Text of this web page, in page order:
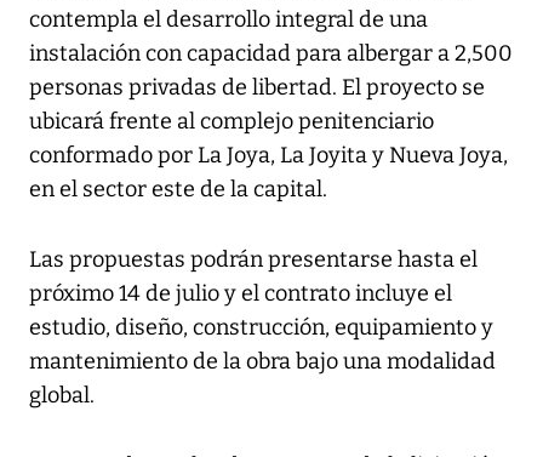
contempla el desarrollo integral de una
instalación con capacidad para albergar a 2,500
personas privadas de libertad. El proyecto se
ubicará frente al complejo penitenciario
conformado por La Joya, La Joyita y Nueva Joya,
en el sector este de la capital.
Las propuestas podrán presentarse hasta el
próximo 14 de julio y el contrato incluye el
estudio, diseño, construcción, equipamiento y
mantenimiento de la obra bajo una modalidad
global.